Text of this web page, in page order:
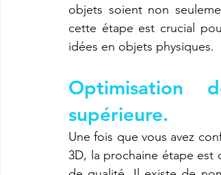
objets soient non
cette étape est crucial
idées en objets physiques.
Optimisation
supérieure.
Une fois que vous avez
3D, la prochaine étape